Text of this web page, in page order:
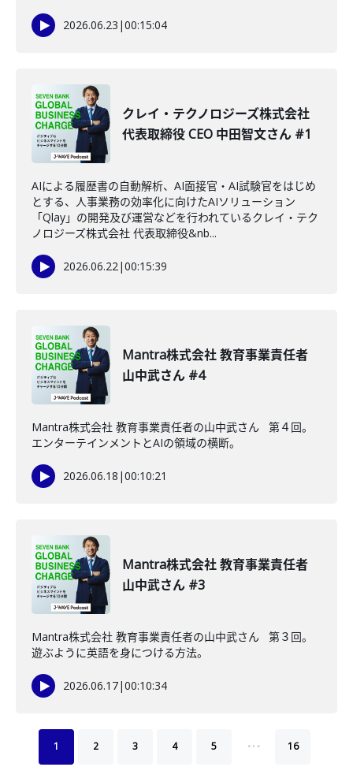
2026.06.23 |00:15:04
クレイ・テクノロジーズ株式会社
代表取締役 CEO 中田智文さん #1
AIによる履歴書の自動解析、AI面接官・AI試験官をはじめ
とする、人事業務の効率化に向けたAIソリューション
「Qlay」の開発及び運営などを行われているクレイ・テク
ノロジーズ株式会社 代表取締役&nb...
2026.06.22|00:15:39
Mantra株式会社 教育事業責任者
山中武さん #4
Mantra株式会社 教育事業責任者の山中武さん 第４回。
エンターテインメントとAIの領域の横断。
2026.06.18 |00:10:21
Mantra株式会社 教育事業責任者
山中武さん #3
Mantra株式会社 教育事業責任者の山中武さん 第３回。
遊ぶように英語を身につける方法。
2026.06.17|00:10:34
1 2 3 4 5 … 16